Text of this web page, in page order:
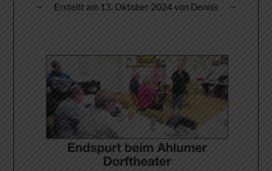
Erstellt am 13. Oktober 2024von Dennis